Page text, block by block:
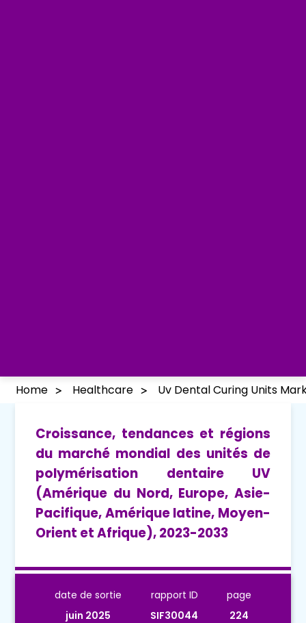
Home Healthcare Uv Dental Curing Units
Croissance, tendances et régions
du marché mondial des unités de
polymérisation dentaire UV
(Amérique du Nord, Europe, Asie-
Pacifique, Amérique latine, Moyen-
Orient et Afrique), 2023-2033
date de sortie
juin 2025
rapport ID
SIF30044
page
224